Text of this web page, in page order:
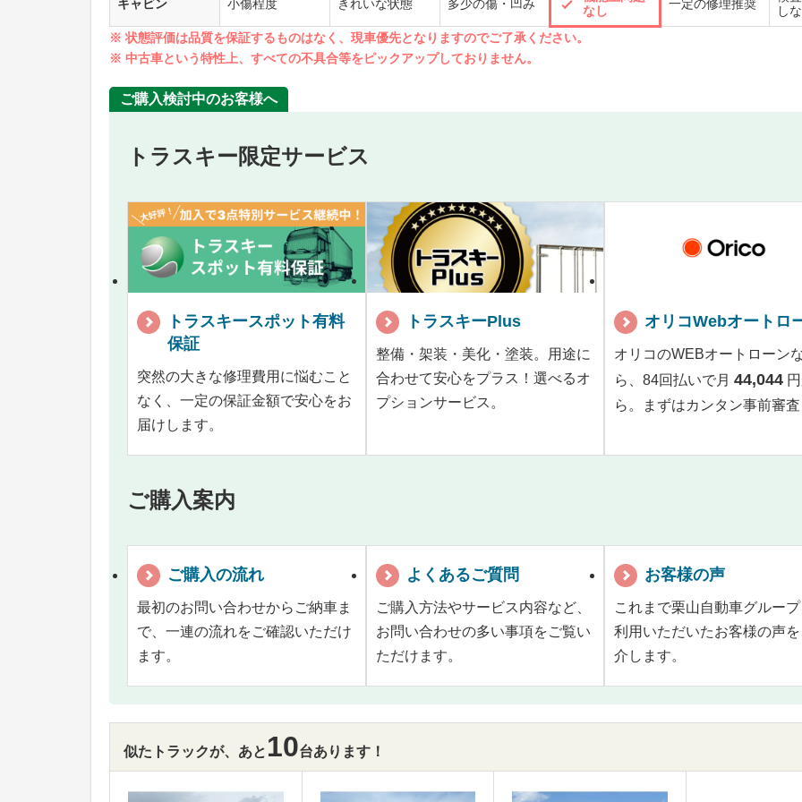
キャビン 小傷程度 きれいな状態 多少の傷・凹み
なし
一定の修理推奨
し
※ 状態評価は品質を保証するものはなく、現車優先となりますのでご了承ください。
※ 中古車という特性上、すべての不具合等をピックアップしておりません。
ご購入検討中のお客様へ
トラスキー限定サービス
トラスキースポット有料
保証
突然の大きな修理費用に悩むこと
なく、一定の保証金額で安心をお
届けします。
トラスキーPlus
整備・架装・美化・塗装。用途に
合わせて安心をプラス！選べるオ
プションサービス。
オリコWebオートロ
オリコのWEBオートローン
ら、84回払いで月44,044
ら。まずはカンタン事前審査
ご購入案内
ご購入の流れ
最初のお問い合わせからご納車ま
で、一連の流れをご確認いただけ
ます。
よくあるご質問
ご購入方法やサービス内容など、
お問い合わせの多い事項をご覧い
ただけます。
お客様の声
これまで栗山自動車グルー
利用いただいたお客様の声
介します。
似たトラックが、あと 10台あります！